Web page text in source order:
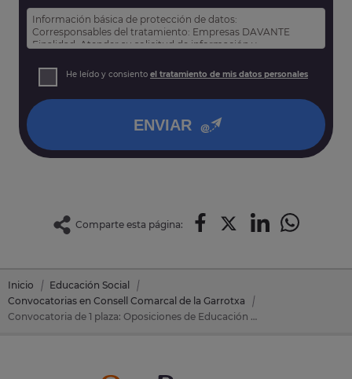
Información básica de protección de datos:
Corresponsables del tratamiento: Empresas DAVANTE
Finalidad: Atender su solicitud de información y
Derechos: Puede acceder, rectificar y suprimir sus datos,
así como otros derechos tal y como se explica en nuestra
He leído y consiento el tratamiento de mis datos personales
ENVIAR
Comparte esta página:
Inicio
Educación Social
Convocatorias en Consell Comarcal de la Garrotxa
Convocatoria de 1 plaza: Oposiciones de Educación Social en Consell Comarcal de la Garrotxa (Gerona)